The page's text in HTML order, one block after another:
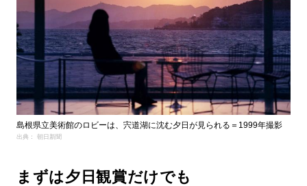
島根県立美術館のロビーは、宍道湖に沈む夕日が見られる＝1999年撮影
出典： 朝日新聞
まずは夕日観賞だけでも